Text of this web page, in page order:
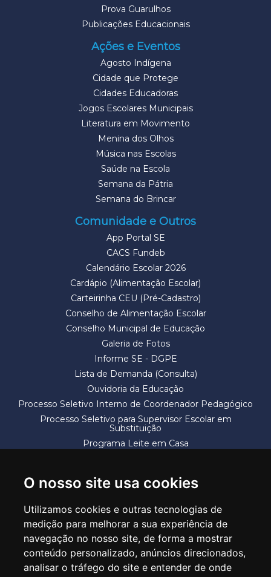
O nosso site usa cookies
Utilizamos cookies e outras tecnologias de
medição para melhorar a sua experiência de
navegação no nosso site, de forma a mostrar
conteúdo personalizado, anúncios direcionados,
analisar o tráfego do site e entender de onde
Prova Guarulhos
Publicações Educacionais
Ações e Eventos
Agosto Indígena
Cidade que Protege
Cidades Educadoras
Jogos Escolares Municipais
Literatura em Movimento
Menina dos Olhos
Música nas Escolas
Saúde na Escola
Semana da Pátria
Semana do Brincar
Comunidade e Outros
App Portal SE
CACS Fundeb
Calendário Escolar 2026
Cardápio (Alimentação Escolar)
Carteirinha CEU (Pré-Cadastro)
Conselho de Alimentação Escolar
Conselho Municipal de Educação
Galeria de Fotos
Informe SE - DGPE
Lista de Demanda (Consulta)
Ouvidoria da Educação
Processo Seletivo Interno de Coordenador Pedagógico
Processo Seletivo para Supervisor Escolar em
Substituição
Programa Leite em Casa
SECRETARIA DE EDUCAÇÃO
Rua Claudino Barbosa, 313 - Macedo - Guarulhos/SP CEP 07113-040